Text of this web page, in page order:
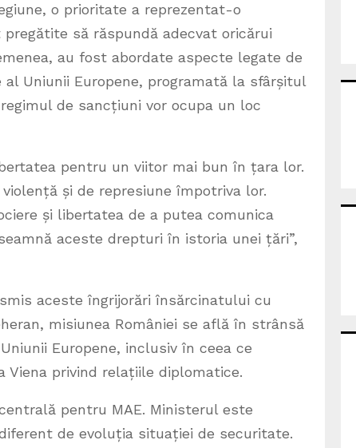
o prioritate a reprezentat-o
să răspundă adecvat oricărui
au fost abordate aspecte legate de
Uniunii Europene, programată la sfârșitul
de sancțiuni vor ocupa un loc
pentru un viitor mai bun în țara lor.
și de represiune împotriva lor.
și libertatea de a putea comunica
aceste drepturi în istoria unei țări”,
aceste îngrijorări însărcinatului cu
misiunea României se află în strânsă
Europene, inclusiv în ceea ce
Viena privind relațiile diplomatice.
pentru MAE. Ministerul este
de evoluția situației de securitate.